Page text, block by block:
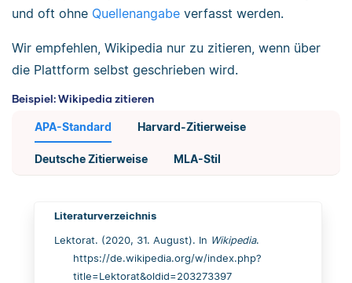
und oft ohne Quellenangabe verfasst werden.
Wir empfehlen, Wikipedia nur zu zitieren, wenn über
die Plattform selbst geschrieben wird.
Beispiel: Wikipedia zitieren
APA-Standard Harvard-Zitierweise
Deutsche Zitierweise MLA-Stil
Literaturverzeichnis
Lektorat. (2020, 31. August). In Wikipedia.
https://de.wikipedia.org/w/index.php?
title=Lektorat&oldid=203273397